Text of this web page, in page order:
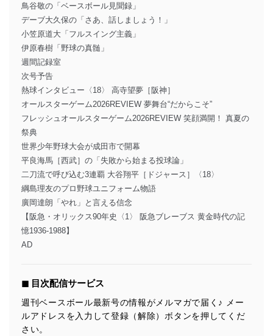
鳥谷敬の「ベースボール見聞録」
デーブ大久保の「さあ、話しましょう！」
小笠原道大「フルスイング主義」
伊原春樹「野球の真髄」
週間記録室
次号予告
熱球インタビュー〈18〉 高寺望夢［阪神］
オールスターゲーム2026REVIEW 夢舞台“だからこそ”
フレッシュオールスターゲーム2026REVIEW 笑顔満開！ 真夏の
祭典
世界少年野球大会が成田市で開幕
平良海馬［西武］の「失敗から始まる投球論」
二刀流で呼び込む3連覇 大谷翔平［ドジャース］〈18〉
綱島理友のプロ野球ユニフォーム物語
廣岡達朗「やれ」と言える信念
【阪急・オリックス90年史〈1〉 阪急ブレーブス 黄金時代の記
憶1936-1988】
AD
◼︎ 目次配信サービス
週刊ベースボール最新号の情報がメルマガで届く♪ メー
ルアドレスを入力して登録（解除）ボタンを押してくだ
さい。